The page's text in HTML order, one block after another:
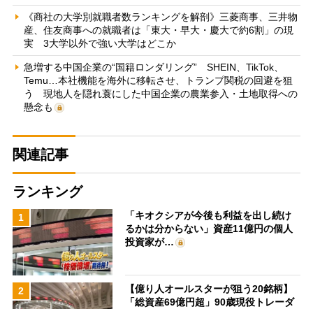
《商社の大学別就職者数ランキングを解剖》三菱商事、三井物
産、住友商事への就職者は「東大・早大・慶大で約6割」の現
実 3大学以外で強い大学はどこか
急増する中国企業の“国籍ロンダリング” SHEIN、TikTok、
Temu…本社機能を海外に移転させ、トランプ関税の回避を狙
う 現地人を隠れ蓑にした中国企業の農業参入・土地取得への
懸念も
関連記事
ランキング
1
「キオクシアが今後も利益を出し続け
るかは分からない」資産11億円の個人
投資家が…
2
【億り人オールスターが狙う20銘柄】
「総資産69億円超」90歳現役トレーダ